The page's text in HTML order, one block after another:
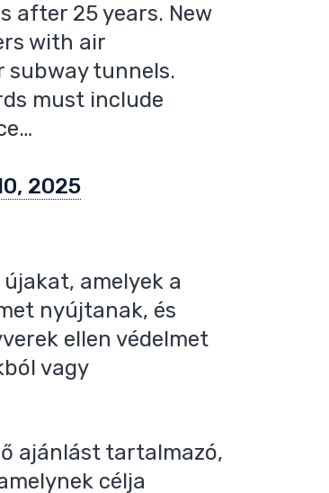
after 25 years. New
with air
subway tunnels.
must include
2025
amelyek a
nyújtanak, és
ellen védelmet
vagy
ajánlást tartalmazó,
célja